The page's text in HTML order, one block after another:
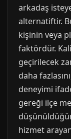
arkadaş
alternatiftir.
kişinin veya
faktördür.
geçirilecek
daha
deneyimi
gereği ilçe
hizmet